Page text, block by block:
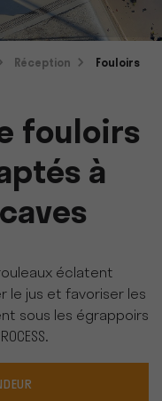
Réception Fouloirs
fouloirs
à
éclatent
le jus et favoriser les
sous les égrappoirs